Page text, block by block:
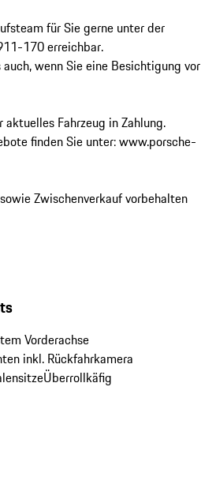
für Sie gerne unter der
170 erreichbar.
wenn Sie eine Besichtigung vor
aktuelles Fahrzeug in Zahlung.
finden Sie unter: www.porsche-
Zwischenverkauf vorbehalten
Vorderachse
inkl. Rückfahrkamera
Überrollkäfig